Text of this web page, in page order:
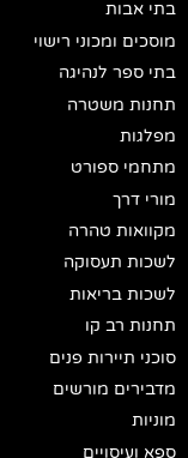
בתי אבות
מוסכים ומכוני רישוי
בתי ספר לנהיגה
תחנות משטרה
מפלגות
מתחמי ספורט
מורי דרך
מקוואות טהרה
לשכות תעסוקה
לשכות בריאות
תחנות רב קו
סוכני תיירות פנים
מדבירים מורשים
מוניות
ספא ועיסויים